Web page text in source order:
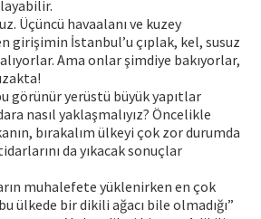
Üçüncü havaalanı ve kuzey
girişimin İstanbul’u çıplak, kel, susuz
alıyorlar. Ama onlar şimdiye bakıyorlar,
görünür yerüstü büyük yapıtlar
nasıl yaklaşmalıyız? Öncelikle
bırakalım ülkeyi çok zor durumda
da yıkacak sonuçlar
muhalefete yüklenirken en çok
ülkede bir dikili ağacı bile olmadığı”